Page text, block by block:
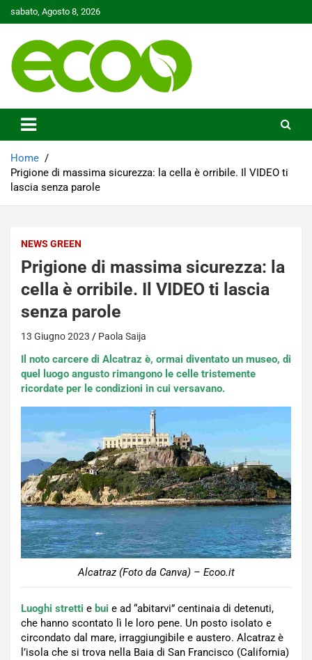
to
sabato, Agosto 8, 2026
Ecoo.it
Home
Prigione di massima sicurezza: la cella è orribile. Il VIDEO ti
lascia senza parole
NEWS GREEN
Prigione di massima sicurezza: la
cella è orribile. Il VIDEO ti lascia
senza parole
13 Giugno 2023 Paola Saija
Il noto carcere di Alcatraz è, ormai diventato un museo, di
quel luogo angusto rimangono le celle tristemente
ricordate per le condizioni in cui versavano.
Alcatraz (Foto da Canva) – Ecoo.it
Luoghi stretti e bui e ad “abitarvi” centinaia di detenuti,
che hanno scontato lì le loro pene. Un posto isolato e
circondato dal mare, irraggiungibile e austero. Alcatraz è
l’isola che si trova nella Baia di San Francisco (California)